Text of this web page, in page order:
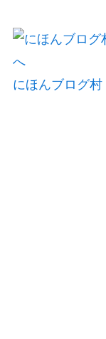
にほんブログ村